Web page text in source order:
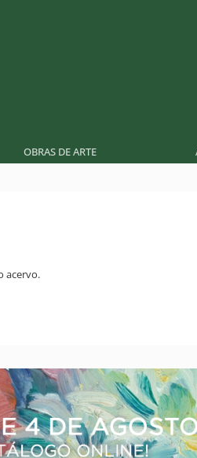
OBRAS DE ARTE
acervo.